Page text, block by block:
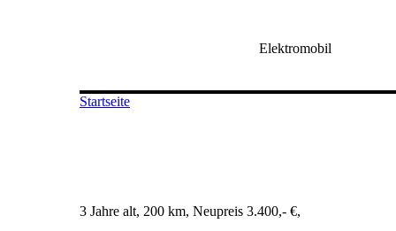
Elektromobil
Startseite
3 Jahre alt, 200 km, Neupreis 3.400,- €,